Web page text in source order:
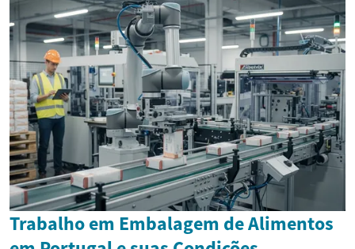
Trabalho em Embalagem de Alimentos